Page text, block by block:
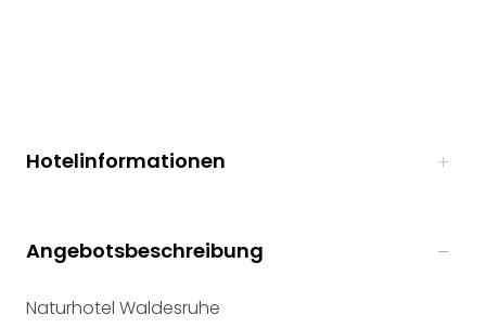
Hotelinformationen
Angebotsbeschreibung
Naturhotel Waldesruhe